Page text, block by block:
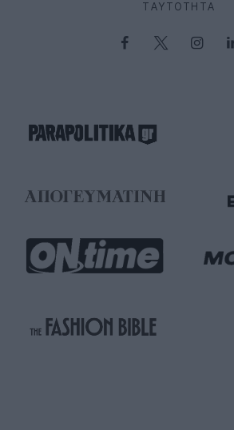
ΤΑΥΤΌΤΗΤΑ